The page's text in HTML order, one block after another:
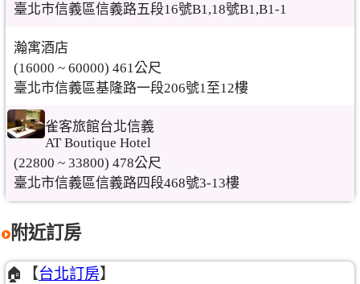
臺北市信義區信義路五段16號B1,18號B1,B1-1
瀚寓酒店
(16000 ~ 60000) 461公尺
臺北市信義區基隆路一段206號1至12樓
雀客旅館台北信義
AT Boutique Hotel
(22800 ~ 33800) 478公尺
臺北市信義區信義路四段468號3-13樓
附近訂房
🏠【台北訂房】